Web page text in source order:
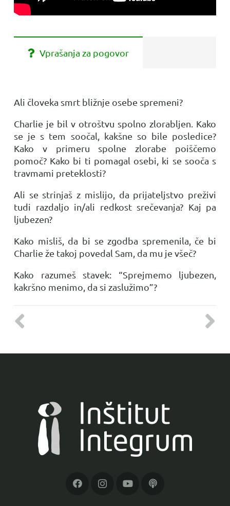
Vprašanja za pogovor
Ali človeka smrt bližnje osebe spremeni?
Charlie je bil v otroštvu spolno zlorabljen. Kako
se je s tem soočal, kakšne so bile posledice?
Kako v primeru spolne zlorabe poiščemo
pomoč? Kako bi ti pomagal osebi, ki se sooča s
travmami preteklosti?
Ali se strinjaš z mislijo, da prijateljstvo preživi
tudi razdaljo in/ali redkost srečevanja? Kaj pa
ljubezen?
Kako misliš, da bi se zgodba spremenila, če bi
Charlie že takoj povedal Sam, da mu je všeč?
Kako razumeš stavek: “Sprejmemo ljubezen,
kakršno menimo, da si zaslužimo”?